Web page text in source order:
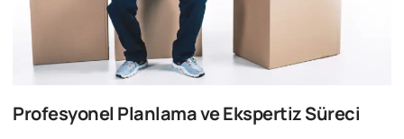
Profesyonel Planlama ve Ekspertiz Süreci